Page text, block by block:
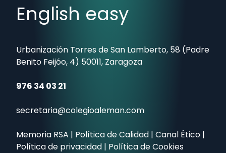
English easy
Urbanización Torres de San Lamberto, 58 (Padre
Benito Feijóo, 4) 50011, Zaragoza
976 34 03 21
secretaria@colegioaleman.com
Memoria RSA | Política de Calidad | Canal Ético |
Política de privacidad | Política de Cookies